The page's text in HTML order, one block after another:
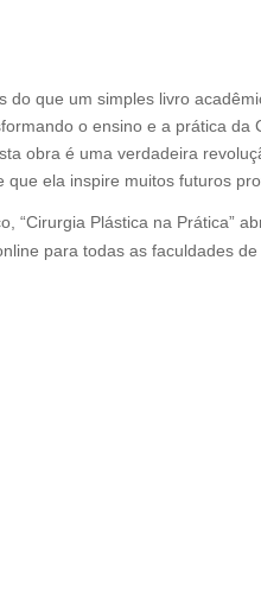
do que um simples livro
o ensino e a prática
obra é uma verdadeira
ela inspire muitos futuros
“Cirurgia Plástica na Prática”
para todas as faculdades